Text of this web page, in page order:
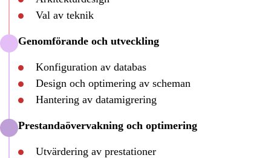
Val av teknik
Genomförande och utveckling
Konfiguration av databas
Design och optimering av scheman
Hantering av datamigrering
Prestandaövervakning och optimering
Utvärdering av prestationer